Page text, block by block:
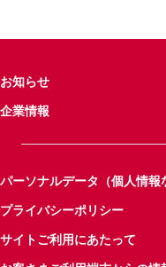
お知らせ
企業情報
パーソナルデータ（個人情報
プライバシーポリシー
サイトご利用にあたって